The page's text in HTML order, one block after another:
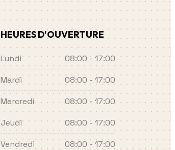
HEURES D'OUVERTURE
Lundi
08:00 - 17:00
Mardi
08:00 - 17:00
Mercredi
08:00 - 17:00
Jeudi
08:00 - 17:00
Vendredi
08:00 - 17:00